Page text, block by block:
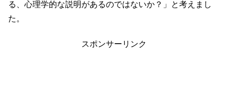
る、心理学的な説明があるのではないか？」と考えまし
た。
スポンサーリンク